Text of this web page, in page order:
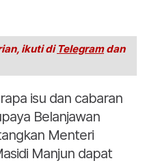
ikuti di Telegramdan
isu dan cabaran
Belanjawan
Menteri
Manjun dapat